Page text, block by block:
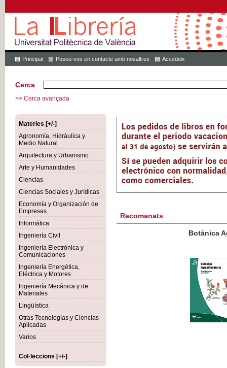
Principal Poseu-vos en contacte amb nosaltres Accedeix
Cerca
>> Cerca avançada
Materies [+/-]
Agronomía, Hidráulica y
Medio Natural
Arquitectura y Urbanismo
Arte y Humanidades
Ciencias
Ciencias Sociales y Jurídicas
Economía y Organización de
Empresas
Informática
Ingeniería Civil
Ingeniería Electrónica y
Comunicaciones
Ingeniería Energética,
Eléctrica y Motores
Ingeniería Mecánica y de
Materiales
Lingüística
Otras Tecnologías y Ciencias
Aplicadas
Varios
Col·leccions [+/-]
Recomanats
Botánica Agroalimentaria
IVA